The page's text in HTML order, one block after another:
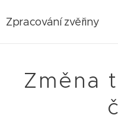
Zpracování zvěřiny
Změna